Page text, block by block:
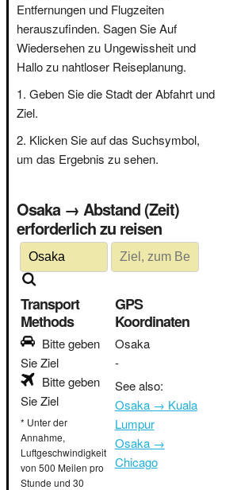
Entfernungen und Flugzeiten
herauszufinden. Sagen Sie Auf
Wiedersehen zu Ungewissheit und
Hallo zu nahtloser Reiseplanung.
Geben Sie die Stadt der Abfahrt und
Ziel.
Klicken Sie auf das Suchsymbol,
um das Ergebnis zu sehen.
Osaka → Abstand (Zeit)
erforderlich zu reisen
Transport
Methods
Bitte geben
Sie Ziel
Bitte geben
Sie Ziel
* Unter der
Annahme,
Luftgeschwindigkeit
von 500 Meilen pro
Stunde und 30
GPS
Koordinaten
Osaka
-
See also:
Osaka → Kuala
Lumpur
Osaka →
Chicago